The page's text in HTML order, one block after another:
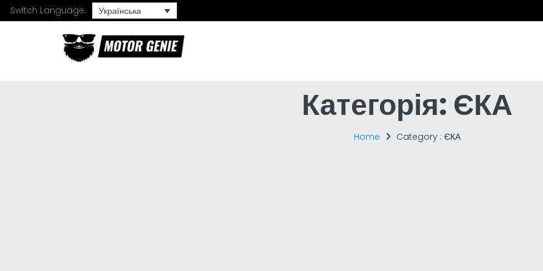
Switch Language: Українська
Категорія: ЄКА
Home Category : ЄКА